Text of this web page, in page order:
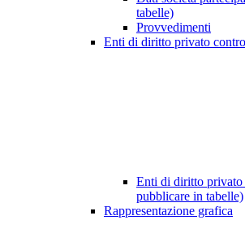
tabelle)
Provvedimenti
Enti di diritto privato
Enti di diritto privato
pubblicare in tabelle)
Rappresentazione grafica